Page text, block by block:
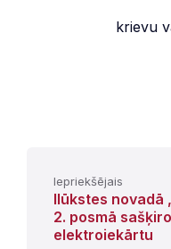
krievu
Iepriekšējais
Ilūkstes novadā
2. posmā
elektroiekārtu